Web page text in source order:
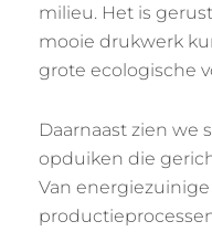
milieu. Het is
mooie drukwerk
grote ecologische
Daarnaast zien we
opduiken die
Van